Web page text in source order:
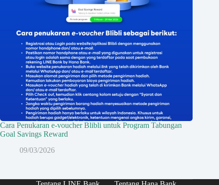
Cara Penukaran e-voucher Blibli untuk Program Tabungan
Goal Savings Reward
09/03/2026